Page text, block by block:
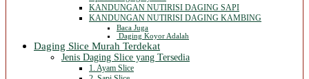
KANDUNGAN NUTIRISI DAGING SAPI
KANDUNGAN NUTIRISI DAGING KAMBING
Baca Juga
Daging Koyor Adalah
Daging Slice Murah Terdekat
Jenis Daging Slice yang Tersedia
1. Ayam Slice